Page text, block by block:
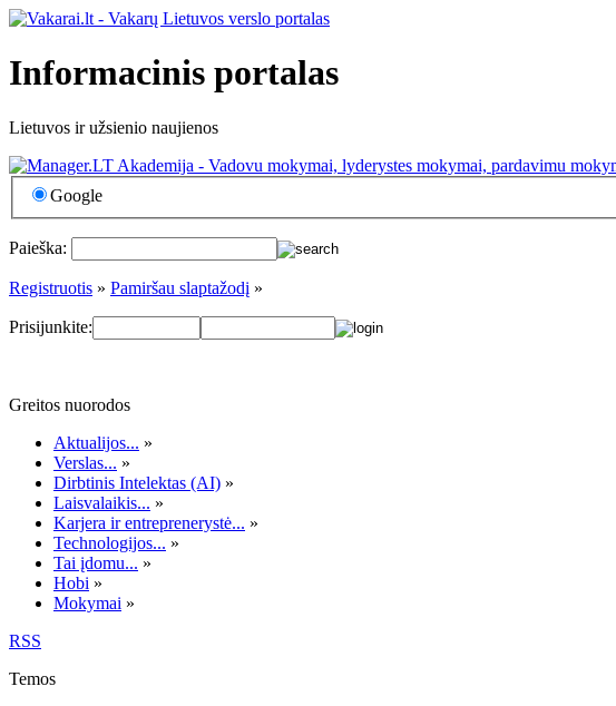
Informacinis portalas
Lietuvos ir užsienio naujienos
Google
Paieška:
Registruotis » Pamiršau slaptažodį »
Prisijunkite:
Greitos nuorodos
Aktualijos... »
Verslas... »
Dirbtinis Intelektas (AI) »
Laisvalaikis... »
Karjera ir entreprenerystė... »
Technologijos... »
Tai įdomu... »
Hobi »
Mokymai »
RSS
Temos